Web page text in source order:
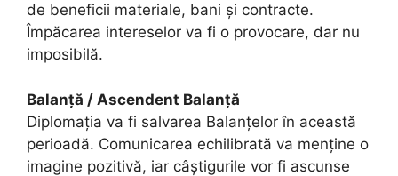
de beneficii materiale, bani și contracte.
Împăcarea intereselor va fi o provocare, dar nu
imposibilă.
Balanță / Ascendent Balanță
Diplomația va fi salvarea Balanțelor în această
perioadă. Comunicarea echilibrată va menține o
imagine pozitivă, iar câștigurile vor fi ascunse